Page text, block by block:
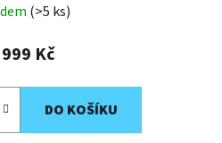
(>5 ks)
Kč
DO KOŠÍKU